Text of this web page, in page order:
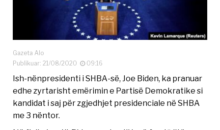
Gazeta Alo
Publikuar: 21/08/2020
09:16
Ish-nënpresidenti i SHBA-së, Joe Biden, ka pranuar
edhe zyrtarisht emërimin e Partisë Demokratike si
kandidat i saj për zgjedhjet presidenciale në SHBA
me 3 nëntor.